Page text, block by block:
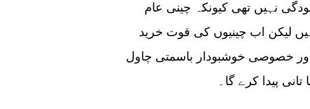
نہیں تھی کیونکہ چینی عام
لیکن اب چینیوں کی قوت خرید
خصوصی خوشبودار باسمتی چاول
پیدا کرے گا۔